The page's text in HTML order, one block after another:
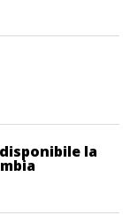
la